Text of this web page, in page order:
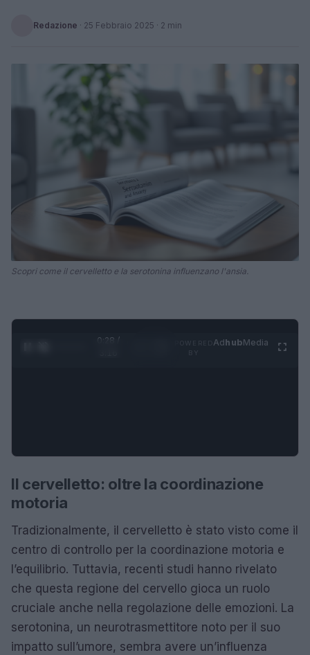
Redazione · 25 Febbraio 2025 · 2 min
Scopri come il cervelletto e la serotonina influenzano l'ansia.
0:28 /
AdhubMedia
Il cervelletto: oltre la coordinazione
motoria
Tradizionalmente, il cervelletto è stato visto come il
centro di controllo per la coordinazione motoria e
l’equilibrio. Tuttavia, recenti studi hanno rivelato
che questa regione del cervello gioca un ruolo
cruciale anche nella regolazione delle emozioni. La
serotonina, un neurotrasmettitore noto per il suo
impatto sull’umore, sembra avere un’influenza